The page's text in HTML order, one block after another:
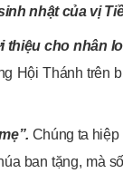
nhật của vị
thiệu cho nhân
Hội Thánh
Chúng ta
ban tặng, mà